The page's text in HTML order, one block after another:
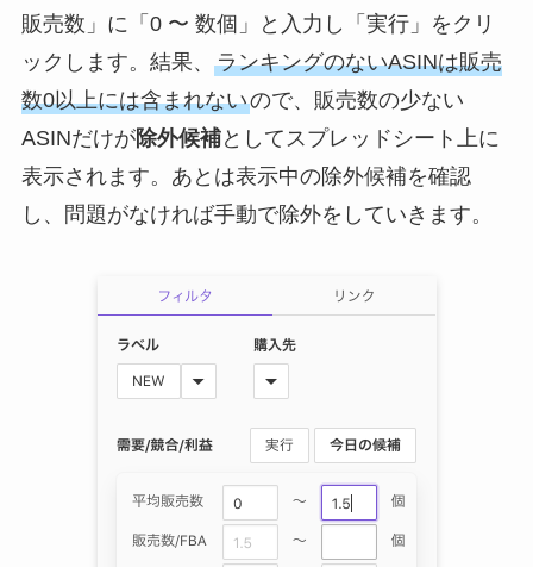
販売数」に「0 〜 数個」と入力し「実行」をクリ
ックします。結果、 ランキングのないASINは販売
数0以上には含まれないので、販売数の少ない
ASINだけが除外候補としてスプレッドシート上に
表示されます。あとは表示中の除外候補を確認
し、問題がなければ手動で除外をしていきます。